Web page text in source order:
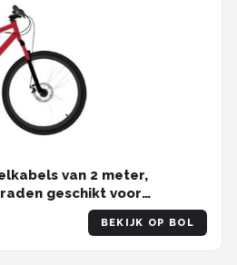
van 2 meter,
geschikt voor
en vouwfiets
BEKIJK OP BOL